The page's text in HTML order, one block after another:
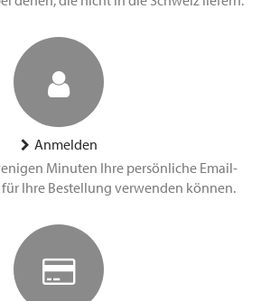
Anmelden
Minuten Ihre persönliche Email-
für Ihre Bestellung verwenden können.